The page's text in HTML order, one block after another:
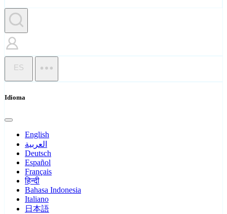
ES
Idioma
English
العربية
Deutsch
Español
Français
हिन्दी
Bahasa Indonesia
Italiano
日本語